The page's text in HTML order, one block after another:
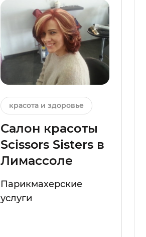
красота и здоровье
Салон красоты
Scissors Sisters в
Лимассоле
Парикмахерские
услуги